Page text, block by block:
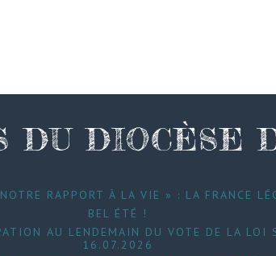
DU DIOCÈSE
RAPPORT À LA VIE » : LA FRANCE
BEL ÉTÉ !
AU LENDEMAIN DU VOTE DE LA LOI
16.07.2026